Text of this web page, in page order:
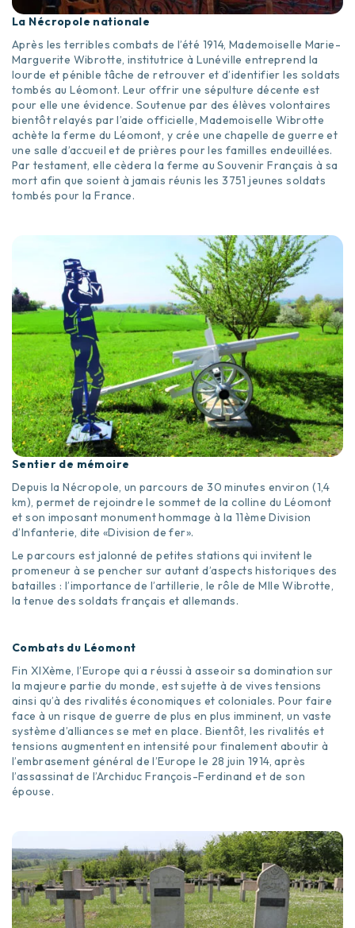
La Nécropole nationale
Après les terribles combats de l’été 1914, Mademoiselle Marie-
Marguerite Wibrotte, institutrice à Lunéville entreprend la
lourde et pénible tâche de retrouver et d’identifier les soldats
tombés au Léomont. Leur offrir une sépulture décente est
pour elle une évidence. Soutenue par des élèves volontaires
bientôt relayés par l’aide officielle, Mademoiselle Wibrotte
achète la ferme du Léomont, y crée une chapelle de guerre et
une salle d’accueil et de prières pour les familles endeuillées.
Par testament, elle cèdera la ferme au Souvenir Français à sa
mort afin que soient à jamais réunis les 3751 jeunes soldats
tombés pour la France.
Sentier de mémoire
Depuis la Nécropole, un parcours de 30 minutes environ (1,4
km), permet de rejoindre le sommet de la colline du Léomont
et son imposant monument hommage à la 11ème Division
d’Infanterie, dite «Division de fer».
Le parcours est jalonné de petites stations qui invitent le
promeneur à se pencher sur autant d’aspects historiques des
batailles : l’importance de l’artillerie, le rôle de Mlle Wibrotte,
la tenue des soldats français et allemands.
Combats du Léomont
Fin XIXème, l’Europe qui a réussi à asseoir sa domination sur
la majeure partie du monde, est sujette à de vives tensions
ainsi qu’à des rivalités économiques et coloniales. Pour faire
face à un risque de guerre de plus en plus imminent, un vaste
système d’alliances se met en place. Bientôt, les rivalités et
tensions augmentent en intensité pour finalement aboutir à
l’embrasement général de l’Europe le 28 juin 1914, après
l’assassinat de l’Archiduc François-Ferdinand et de son
épouse.